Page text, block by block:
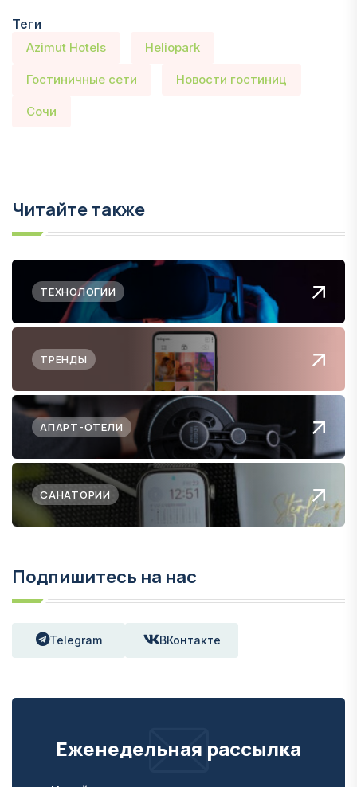
Теги
Azimut Hotels Heliopark
Гостиничные сети Новости гостиниц
Сочи
Читайте также
ТЕХНОЛОГИИ
ТРЕНДЫ
АПАРТ-ОТЕЛИ
САНАТОРИИ
Подпишитесь на нас
Telegram ВКонтакте
Еженедельная рассылка